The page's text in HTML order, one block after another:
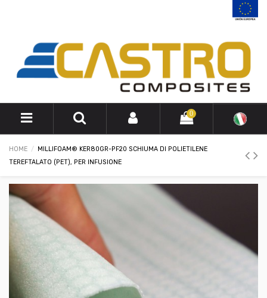
0
HOME
MILLIFOAM® KER80GR-PF20 SCHIUMA DI POLIETILENE
TEREFTALATO (PET), PER INFUSIONE